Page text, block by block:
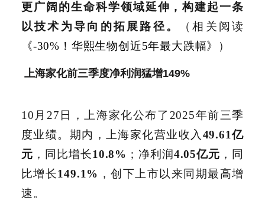
更广阔的生命科学领域延伸，构建起一条
以技术为导向的拓展路径。
（相关阅读
《-30%！华熙生物创近5年最大跌幅》
）
上海家化前三季度净利润猛增149%
10月27日，上海家化公布了2025年前三季
度业绩。期内，上海家化营业收入 49.61亿
元 ，同比增长10.8% ；净利润4.05亿元 ，同
比增长149.1% ，创下上市以来同期最高增
速。